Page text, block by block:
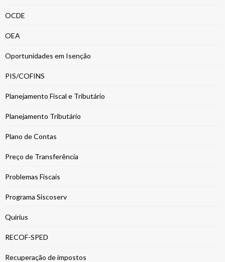
OCDE
OEA
Oportunidades em Isenção
PIS/COFINS
Planejamento Fiscal e Tributário
Planejamento Tributário
Plano de Contas
Preço de Transferência
Problemas Fiscais
Programa Siscoserv
Quirius
RECOF-SPED
Recuperação de impostos